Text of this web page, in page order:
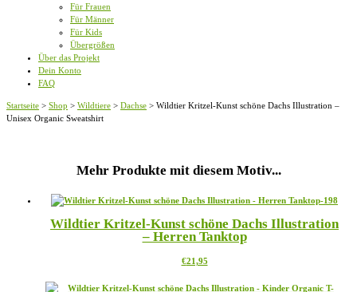
Für Frauen
Für Männer
Für Kids
Übergrößen
Über das Projekt
Dein Konto
FAQ
Startseite > Shop > Wildtiere > Dachse > Wildtier Kritzel-Kunst schöne Dachs Illustration –
Unisex Organic Sweatshirt
Mehr Produkte mit diesem Motiv...
Wildtier Kritzel-Kunst schöne Dachs Illustration
– Herren Tanktop
€21,95Dieses
weist